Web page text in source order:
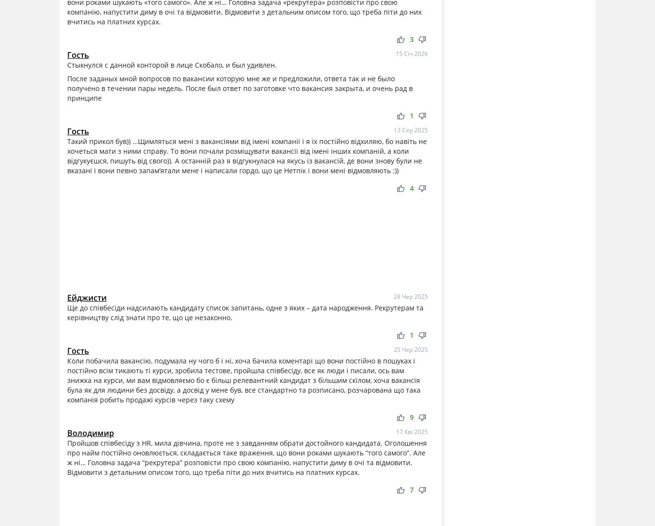
вони роками шукають «того самого». Але ж ні… Головна задача «рекрутера» розповісти про свою
компанію, напустити диму в очі та відмовити. Відмовити з детальним описом того, що треба піти до них
вчитись на платних курсах.
thumb_up thumb_down
3
Гость 15 Січ 2026
Стыкнулся с данной конторой в лице Скобало, и был удивлен.
После заданых мной вопросов по вакансии которую мне же и предложили, ответа так и не было
получено в течении пары недель. После был ответ по заготовке что вакансия закрыта, и очень рад в
принципе
thumb_up thumb_down
1
Гость 13 Сер 2025
Такий прикол був)) …Щимляться мені з вакансіями від імені компанії і я їх постійно відхиляю, бо навіть не
хочеться мати з ними справу. То вони почали розміщувати вакансії від імені інших компаній, а коли
відгукуєшся, пишуть від свого)). А останній раз я відгукнулася на якусь із вакансій, де вони знову були не
вказані і вони певно запам’ятали мене і написали гордо, що це Нетпік і вони мені відмовляють :))
thumb_up thumb_down
4
Ейджисти 28 Чер 2025
Ще до співбесіди надсилають кандидату список запитань, одне з яких – дата народження. Рекрутерам та
керівництву слід знати про те, що це незаконно.
thumb_up thumb_down
1
Гость 25 Чер 2025
Коли побачила вакансію, подумала ну чого б і ні, хоча бачила коментарі що вони постійно в пошуках і
постійно всім тикають ті курси, зробила тестове, пройшла співбесіду, все як люди і писали, ось вам
знижка на курси, ми вам відмовляємо бо є більш релевантний кандидат з більшим скілом, хоча вакансія
була як для людини без досвіду, а досвід у мене був, все стандартно та розписано, розчарована що така
компанія робить продажі курсів через таку схему
thumb_up thumb_down
9
Володимир 17 Кві 2025
Пройшов співбесіду з HR, мила дівчина, проте не з завданням обрати достойного кандидата. Оголошення
про найм постійно оновлюється, складається таке враження, що вони роками шукають “того самого”. Але
ж ні… Головна задача “рекрутера” розповісти про свою компанію, напустити диму в очі та відмовити.
Відмовити з детальним описом того, що треба піти до них вчитись на платних курсах.
thumb_up thumb_down
7